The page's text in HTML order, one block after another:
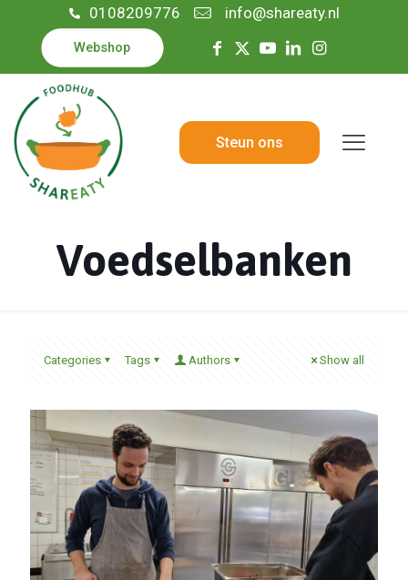
0108209776 info@shareaty.nl
Webshop
Steun ons
Voedselbanken
Categories Tags Authors Show all